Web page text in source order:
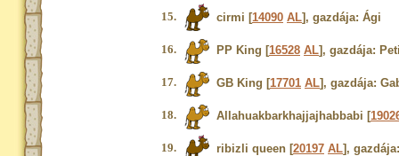
15. cirmi [14090 AL], gazdája: Ági
16. PP King [16528 AL], gazdája:
17. GB King [17701 AL], gazdája:
18. Allahuakbarkhajjajhabbabi [
19. ribizli queen [20197 AL],